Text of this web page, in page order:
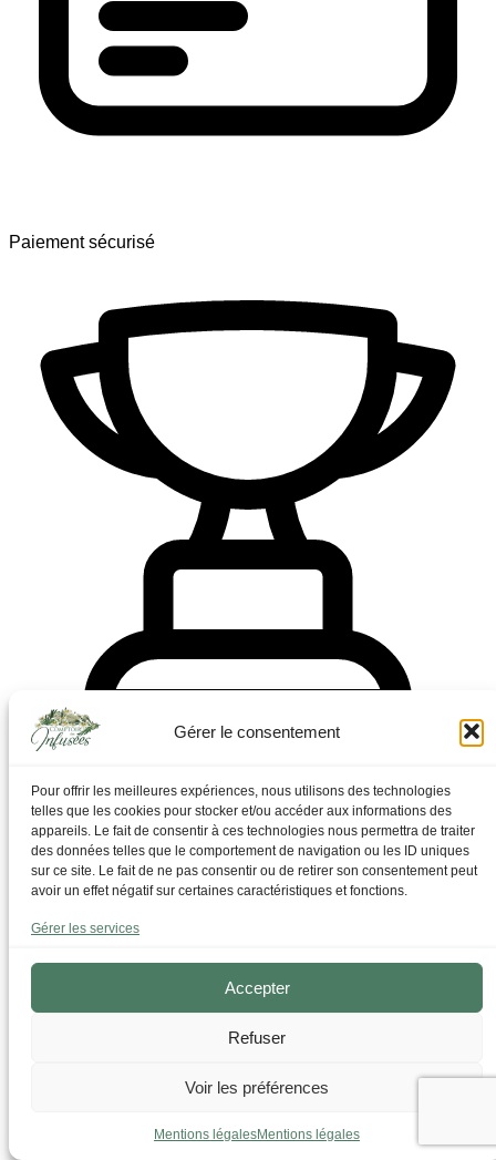
Gérer le consentement
Pour offrir les meilleures expériences, nous utilisons des technologies
telles que les cookies pour stocker et/ou accéder aux informations des
appareils. Le fait de consentir à ces technologies nous permettra de traiter
des données telles que le comportement de navigation ou les ID uniques
sur ce site. Le fait de ne pas consentir ou de retirer son consentement peut
avoir un effet négatif sur certaines caractéristiques et fonctions.
Gérer les services
Accepter
Refuser
Voir les préférences
Mentions légalesMentions légales
Paiement sécurisé
Artisanat Français labellisée